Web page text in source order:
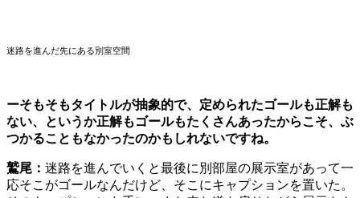
迷路を進んだ先にある別室空間
ーそもそもタイトルが抽象的で、定められたゴールも正解も
ない、というか正解もゴールもたくさんあったからこそ、ぶ
つかることもなかったのかもしれないですね。
鷲尾： 迷路を進んでいくと最後に別部屋の展示室があって一
応そこがゴールなんだけど、そこにキャプションを置いた。